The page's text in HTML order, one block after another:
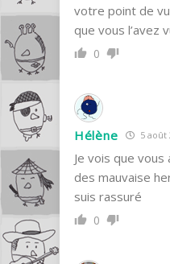
votre point de
que vous l’avez
0
Hélène 5 août
Je vois que
des mauvaise
suis rassuré
0